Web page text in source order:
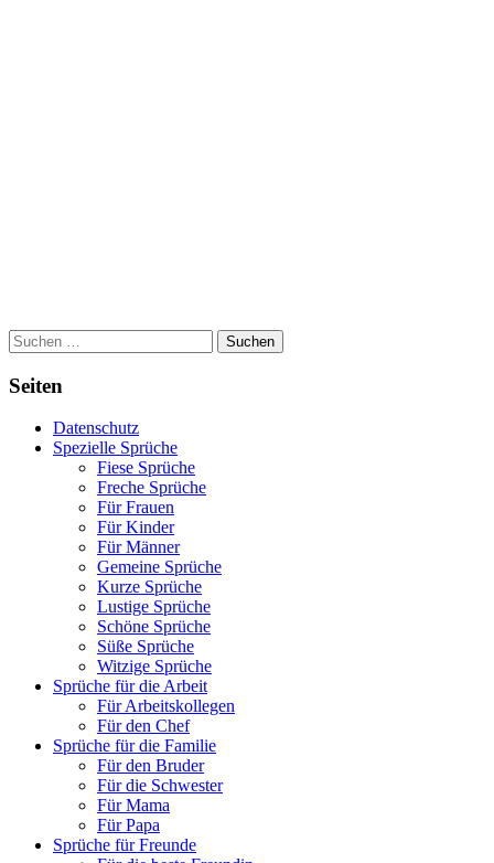
Suchen
nach:
Seiten
Datenschutz
Spezielle Sprüche
Fiese Sprüche
Freche Sprüche
Für Frauen
Für Kinder
Für Männer
Gemeine Sprüche
Kurze Sprüche
Lustige Sprüche
Schöne Sprüche
Süße Sprüche
Witzige Sprüche
Sprüche für die Arbeit
Für Arbeitskollegen
Für den Chef
Sprüche für die Familie
Für den Bruder
Für die Schwester
Für Mama
Für Papa
Sprüche für Freunde